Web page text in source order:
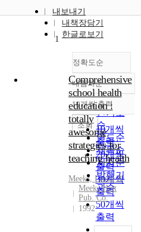
내보내기
내책장담기
한글로보기
정확도순
정확도
순
인기도
순
연도순
제목순
저자순
발행기
관순
내림차순
내림차순
10개씩 출력
10개씩
출력
20개씩
출력
30개씩
출력
50개씩
출력
조회
1
Comprehensive
school health
education :
totally
awesome
strategies for
teaching health
Meeks, Linda B
Meeks Heit
Pub. Co.
1992